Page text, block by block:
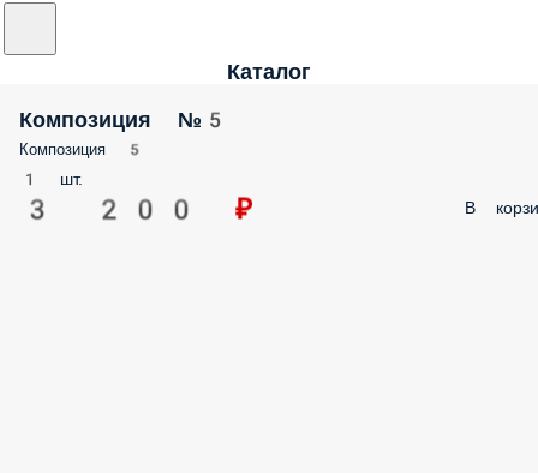
Каталог
Композиция №5
Композиция 5
1 шт.
3 200 ₽ В